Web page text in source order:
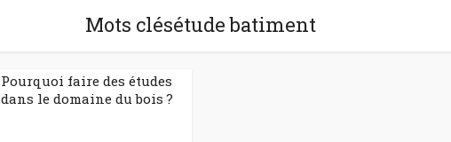
Mots clésétude batiment
Pourquoi faire des études
dans le domaine du bois ?